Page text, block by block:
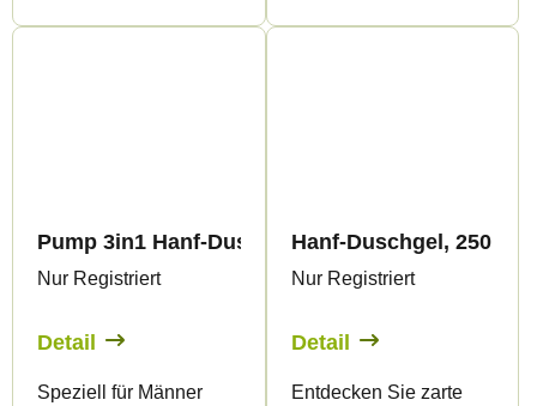
Pump 3in1 Hanf-Duschgel für Männer, 500 ml -
Nur Registriert
Detail
Speziell für Männer
Hanf-Duschgel, 250 ml
Nur Registriert
Detail
Entdecken Sie zarte